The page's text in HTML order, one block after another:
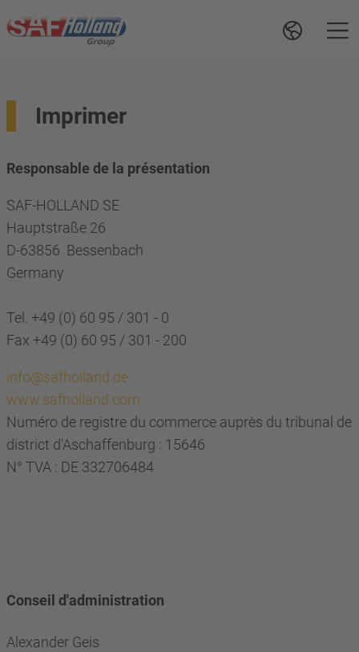
Imprimer
Responsable de la présentation
SAF-HOLLAND SE
Hauptstraße 26
D-63856 Bessenbach
Germany
Tel. +49 (0) 60 95 / 301 - 0
Fax +49 (0) 60 95 / 301 - 200
info@safholland.de
www.safholland.com
Numéro de registre du commerce auprès du tribunal de
district d'Aschaffenburg : 15646
N° TVA : DE 332706484
Conseil d'administration
Alexander Geis